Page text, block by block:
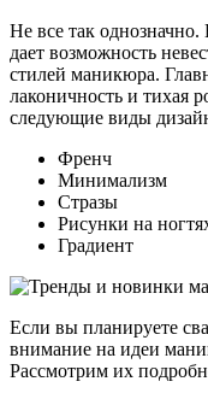
Не все так
дает возможность
стилей маникюра.
лаконичность и тихая
следующие виды
Френч
Минимализм
Стразы
Рисунки на
Градиент
Если вы планируете
внимание на идеи
Рассмотрим их